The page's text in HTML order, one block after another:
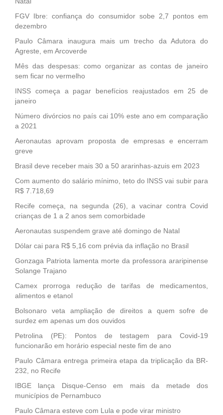
FGV Ibre: confiança do consumidor sobe 2,7 pontos em
dezembro
Paulo Câmara inaugura mais um trecho da Adutora do
Agreste, em Arcoverde
Mês das despesas: como organizar as contas de janeiro
sem ficar no vermelho
INSS começa a pagar benefícios reajustados em 25 de
janeiro
Número divórcios no país cai 10% este ano em comparação
a 2021
Aeronautas aprovam proposta de empresas e encerram
greve
Brasil deve receber mais 30 a 50 ararinhas-azuis em 2023
Com aumento do salário mínimo, teto do INSS vai subir para
R$ 7.718,69
Recife começa, na segunda (26), a vacinar contra Covid
crianças de 1 a 2 anos sem comorbidade
Aeronautas suspendem grave até domingo de Natal
Dólar cai para R$ 5,16 com prévia da inflação no Brasil
Gonzaga Patriota lamenta morte da professora araripinense
Solange Trajano
Camex prorroga redução de tarifas de medicamentos,
alimentos e etanol
Bolsonaro veta ampliação de direitos a quem sofre de
surdez em apenas um dos ouvidos
Petrolina (PE): Pontos de testagem para Covid-19
funcionarão em horário especial neste fim de ano
Paulo Câmara entrega primeira etapa da triplicação da BR-
232, no Recife
IBGE lança Disque-Censo em mais da metade dos
municípios de Pernambuco
Paulo Câmara esteve com Lula e pode virar ministro